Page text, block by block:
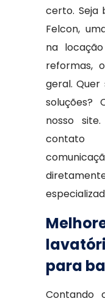
certo. Seja
Felcon,
na
reformas,
geral. Quer
soluções?
nosso
para
Contando